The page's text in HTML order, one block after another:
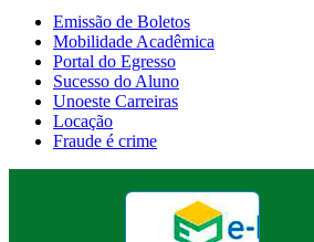
Emissão de Boletos
Mobilidade Acadêmica
Portal do Egresso
Sucesso do Aluno
Unoeste Carreiras
Locação
Fraude é crime